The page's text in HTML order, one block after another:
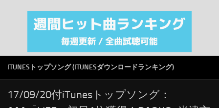
注目カテゴリ
オリジナルiTunes週間トップソング
RSS
ITUNESトップソング (ITUNESダウンロードランキング)
17/09/20付iTunesトップソング：